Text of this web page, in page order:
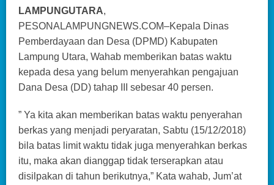
LAMPUNGUTARA,
PESONALAMPUNGNEWS.COM–Kepala Dinas
Pemberdayaan dan Desa (DPMD) Kabupaten
Lampung Utara, Wahab memberikan batas waktu
kepada desa yang belum menyerahkan pengajuan
Dana Desa (DD) tahap III sebesar 40 persen.
” Ya kita akan memberikan batas waktu penyerahan
berkas yang menjadi peryaratan, Sabtu (15/12/2018)
bila batas limit waktu tidak juga menyerahkan berkas
itu, maka akan dianggap tidak terserapkan atau
disilpakan di tahun berikutnya,” Kata wahab, Jum’at